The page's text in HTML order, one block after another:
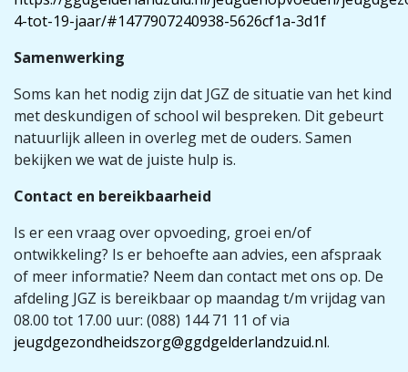
4-tot-19-jaar/#1477907240938-5626cf1a-3d1f
Samenwerking
Soms kan het nodig zijn dat JGZ de situatie van het kind
met deskundigen of school wil bespreken. Dit gebeurt
natuurlijk alleen in overleg met de ouders. Samen
bekijken we wat de juiste hulp is.
Contact en bereikbaarheid
Is er een vraag over opvoeding, groei en/of
ontwikkeling? Is er behoefte aan advies, een afspraak
of meer informatie? Neem dan contact met ons op. De
afdeling JGZ is bereikbaar op maandag t/m vrijdag van
08.00 tot 17.00 uur: (088) 144 71 11 of via
jeugdgezondheidszorg@ggdgelderlandzuid.nl.